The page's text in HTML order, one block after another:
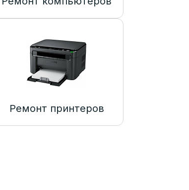
Ремонт принтеров